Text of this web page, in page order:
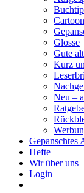
Cartoon
Glosse
Gute
Kurz
Neu –
Gepanschtes
Hefte
Wir über uns
Login